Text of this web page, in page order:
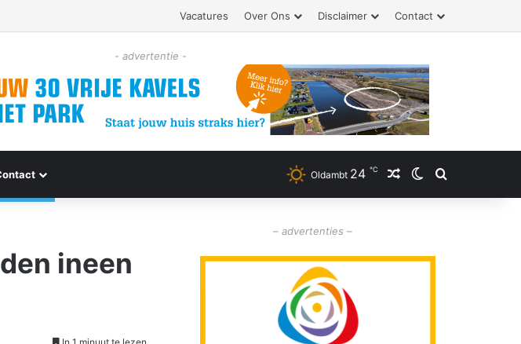
Vacatures Over Ons Disclaimer Contact
- advertentie -
Oldambt 24 ℃ Willekeurig artikel
Switch skin
Zoeken
ineen
– advertenties –